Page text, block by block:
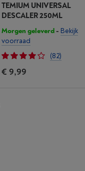
TEMIUM UNIVERSAL
DESCALER 250ML
Morgen geleverd- Bekijk
voorraad
(82)
€ 9,99